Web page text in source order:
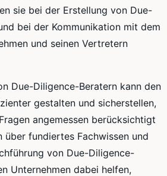
sie bei der Erstellung von Due-
bei der Kommunikation mit dem
und seinen Vertretern
Due-Diligence-Beratern kann den
gestalten und sicherstellen,
angemessen berücksichtigt
über fundiertes Fachwissen und
von Due-Diligence-
Unternehmen dabei helfen,